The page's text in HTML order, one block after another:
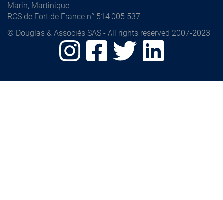
Marin, Martinique
RCS de Fort de France n° 514 005 537
© Douglas & Associés SAS - All rights reserved 2007-2023